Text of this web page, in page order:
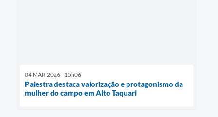
04 MAR 2026 - 15h06
Palestra destaca valorização e protagonismo da
mulher do campo em Alto Taquari